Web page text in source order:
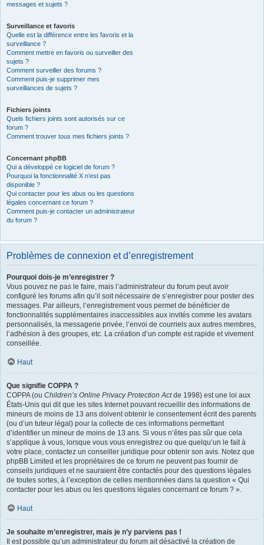
messages et sujets ?
Surveillance et favoris
Quelle est la différence entre les favoris et la
surveillance ?
Comment mettre en favoris ou surveiller des
sujets ?
Comment surveiller des forums ?
Comment puis-je supprimer mes
surveillances de sujets ?
Fichiers joints
Quels fichiers joints sont autorisés sur ce
forum ?
Comment trouver tous mes fichiers joints ?
Concernant phpBB
Qui a développé ce logiciel de forum ?
Pourquoi la fonctionnalité X n’est pas
disponible ?
Qui contacter pour les abus ou les questions
légales concernant ce forum ?
Comment puis-je contacter un administrateur
du forum ?
Problèmes de connexion et d’enregistrement
Pourquoi dois-je m’enregistrer ?
Vous pouvez ne pas le faire, mais l’administrateur du forum peut avoir
configuré les forums afin qu’il soit nécessaire de s’enregistrer pour poster des
messages. Par ailleurs, l’enregistrement vous permet de bénéficier de
fonctionnalités supplémentaires inaccessibles aux invités comme les avatars
personnalisés, la messagerie privée, l’envoi de courriels aux autres membres,
l’adhésion à des groupes, etc. La création d’un compte est rapide et vivement
conseillée.
Haut
Que signifie COPPA ?
COPPA (ou Children’s Online Privacy Protection Actde 1998) est une loi aux
États-Unis qui dit que les sites Internet pouvant recueillir des informations de
mineurs de moins de 13 ans doivent obtenir le consentement écrit des parents
(ou d’un tuteur légal) pour la collecte de ces informations permettant
d’identifier un mineur de moins de 13 ans. Si vous n’êtes pas sûr que cela
s’applique à vous, lorsque vous vous enregistrez ou que quelqu’un le fait à
votre place, contactez un conseiller juridique pour obtenir son avis. Notez que
phpBB Limited et les propriétaires de ce forum ne peuvent pas fournir de
conseils juridiques et ne sauraient être contactés pour des questions légales
de toutes sortes, à l’exception de celles mentionnées dans la question « Qui
contacter pour les abus ou les questions légales concernant ce forum ? ».
Haut
Je souhaite m’enregistrer, mais je n’y parviens pas !
Il est possible qu’un administrateur du forum ait désactivé la création de